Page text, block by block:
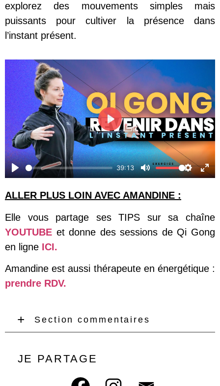
explorez des mouvements simples mais
puissants pour cultiver la présence dans
l’instant présent.
Play
39:13
Mute Settings
Play
ALLER PLUS LOIN AVEC AMANDINE :
Elle vous partage ses TIPS sur sa chaîne
YOUTUBE et donne des sessions de Qi Gong
en ligne ICI.
Amandine est aussi thérapeute en énergétique :
prendre RDV.
Section commentaires
JE PARTAGE